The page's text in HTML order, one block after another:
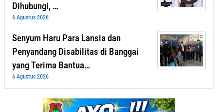
Dihubungi, …
6 Agustus 2026
Senyum Haru Para Lansia dan
Penyandang Disabilitas di Banggai
yang Terima Bantua…
6 Agustus 2026